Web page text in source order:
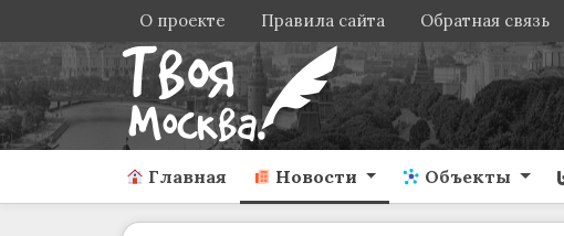
О проекте Правила сайта Обратная связь
Главная Новости Объекты